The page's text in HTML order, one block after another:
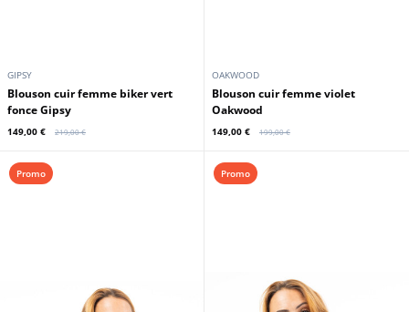
GIPSY
Blouson cuir femme biker vert
fonce Gipsy
149,00 € 219,00 €
OAKWOOD
Blouson cuir femme violet
Oakwood
149,00 € 199,00 €
Promo Promo